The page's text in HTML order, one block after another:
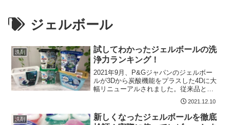
ジェルボール
洗剤
試してわかったジェルボールの洗
浄力ランキング！
2021年9月、P&Gジャパンのジェルボー
ルが3Dから炭酸機能をプラスした4Dに大
幅リニューアルされました。従来品と何
がどう違ったのか、洗浄力は上がったの
か下がったのか、改悪とも言われるパッ
ケージのリニューアルを掘り下げて検証
します
2021.12.10
洗剤
新しくなったジェルボールを徹底